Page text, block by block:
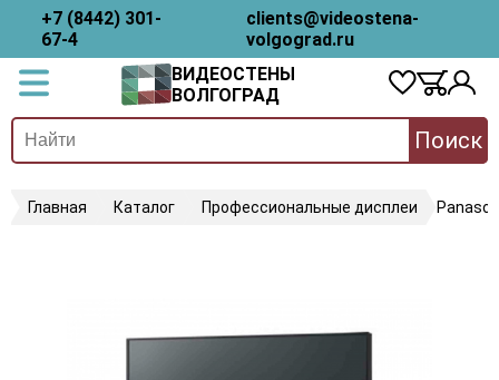
+7 (8442) 301-
67-4
clients@videostena-
volgograd.ru
ВИДЕОСТЕНЫ
ВОЛГОГРАД
Поиск
Главная Каталог Профессиональные дисплеи